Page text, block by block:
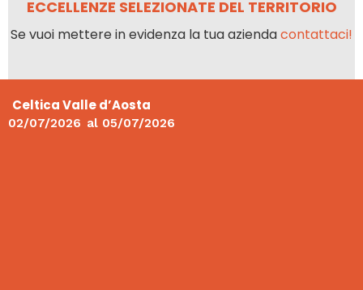
ECCELLENZE SELEZIONATE DEL TERRITORIO
Se vuoi mettere in evidenza la tua aziendacontattaci!
Celtica Valle d’Aosta
02/07/2026 al 05/07/2026